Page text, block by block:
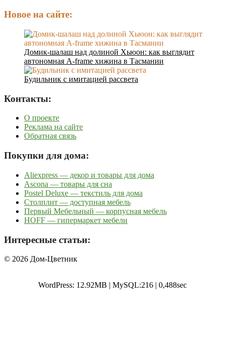
Новое на сайте:
Домик-шалаш над долиной Хьюон: как выглядит
автономная A-frame хижина в Тасмании
Будильник с имитацией рассвета
Контакты:
О проекте
Реклама на сайте
Обратная связь
Покупки для дома:
Aliexpress — декор и товары для дома
Ascona — товары для сна
Postel Deluxe — текстиль для дома
Столплит — доступная мебель
Первый Мебельный — корпусная мебель
HOFF — гипермаркет мебели
Интересные статьи:
© 2026 Дом-Цветник
WordPress: 12.92MB | MySQL:216 | 0,488sec